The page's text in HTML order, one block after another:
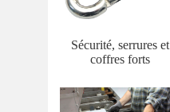
Sécurité, serrures et
coffres forts